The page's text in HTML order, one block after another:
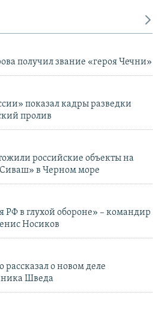
получил звание «героя Чечни»
показал кадры разведки
пролив
российские объекты на
в Черном море
в глухой обороне» – командир
Носиков
о новом деле
Шведа